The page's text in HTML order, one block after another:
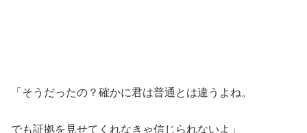
「そうだったの？確かに君は普通とは違うよね。
でも証拠を見せてくれなきゃ信じられないよ」